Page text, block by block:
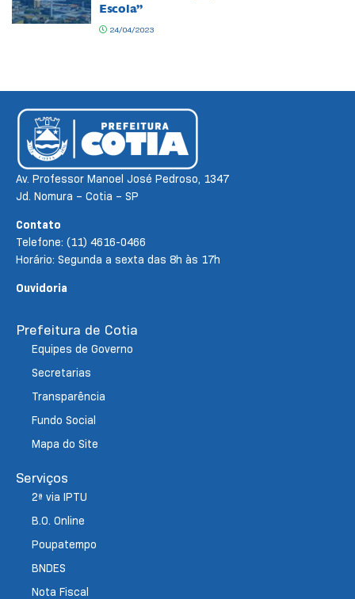
Escola”
24/04/2023
Av. Professor Manoel José Pedroso, 1347
Jd. Nomura – Cotia – SP
Contato
Telefone: (11) 4616-0466
Horário: Segunda a sexta das 8h às 17h
Ouvidoria
Prefeitura de Cotia
Equipes de Governo
Secretarias
Transparência
Fundo Social
Mapa do Site
Serviços
2ª via IPTU
B.O. Online
Poupatempo
BNDES
Nota Fiscal